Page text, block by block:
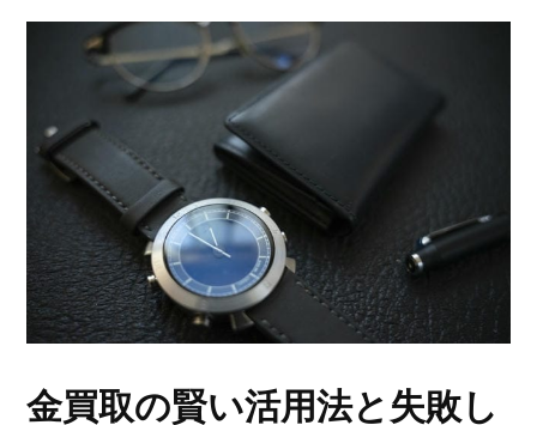
金買取の賢い活用法と失敗し